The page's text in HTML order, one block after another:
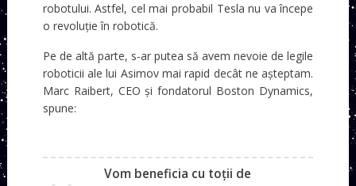
robotului. Astfel, cel mai probabil Tesla nu va începe
o revoluție în robotică.
Pe de altă parte, s-ar putea să avem nevoie de legile
roboticii ale lui Asimov mai rapid decât ne așteptam.
Marc Raibert, CEO și fondatorul Boston Dynamics,
spune:
Vom beneficia cu toții de